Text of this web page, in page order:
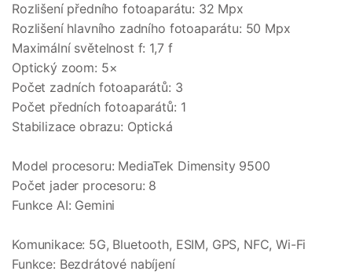
Rozlišení předního fotoaparátu: 32 Mpx
Rozlišení hlavního zadního fotoaparátu: 50 Mpx
Maximální světelnost f: 1,7 f
Optický zoom: 5×
Počet zadních fotoaparátů: 3
Počet předních fotoaparátů: 1
Stabilizace obrazu: Optická
Model procesoru: MediaTek Dimensity 9500
Počet jader procesoru: 8
Funkce AI: Gemini
Komunikace: 5G, Bluetooth, ESIM, GPS, NFC, Wi-Fi
Funkce: Bezdrátové nabíjení